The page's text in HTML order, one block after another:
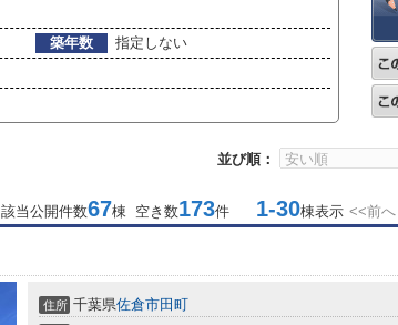
築年数
指定しない
並び順：
該当公開件数67棟 空き数173件 1-30棟表示 <<前へ
住所 千葉県佐倉市田町